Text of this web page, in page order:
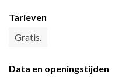
Tarieven
Gratis.
Data en openingstijden